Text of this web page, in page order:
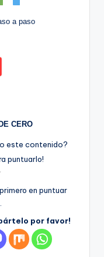
a paso
CERO
este contenido?
puntuarlo!
en puntuar
por favor!